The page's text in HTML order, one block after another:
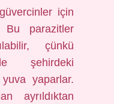
için
parazitler
çünkü
şehirdeki
yaparlar.
ayrıldıktan